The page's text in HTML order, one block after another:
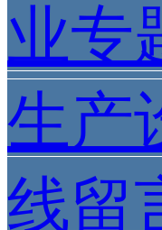
业专
生产
线留